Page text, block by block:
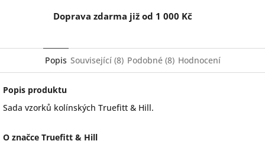
Doprava zdarma již od 1 000 Kč
Popis Související (8) Podobné (8) Hodnocení
Popis produktu
Sada vzorků kolínských Truefitt & Hill.
O značce Truefitt & Hill